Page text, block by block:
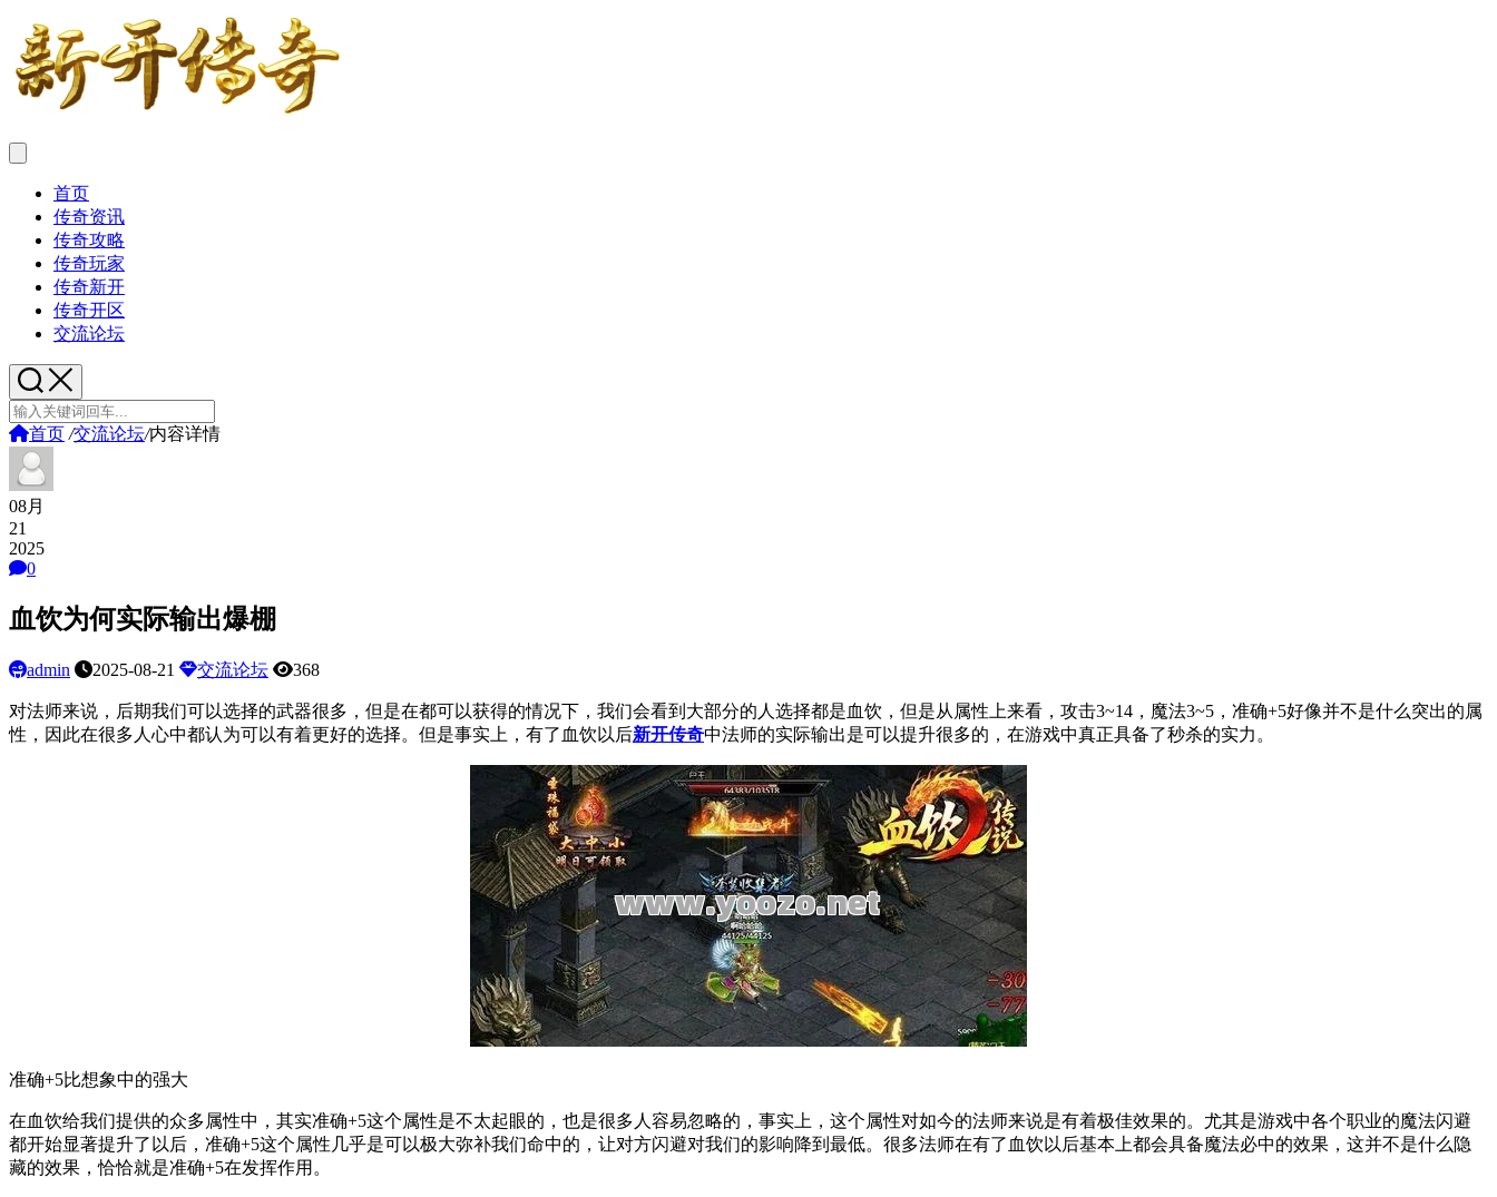
首页
传奇资讯
传奇攻略
传奇玩家
传奇新开
传奇开区
交流论坛
首页 /交流论坛/内容详情
08月
21
2025
0
血饮为何实际输出爆棚
admin 2025-08-21 交流论坛 368
对法师来说，后期我们可以选择的武器很多，但是在都可以获得的情况下，我们会看到大部分的人选择都是血饮，但是从属性上来看，攻击3~14，魔法3~5，准确+5好像并不是什么突出的属
性，因此在很多人心中都认为可以有着更好的选择。但是事实上，有了血饮以后新开传奇中法师的实际输出是可以提升很多的，在游戏中真正具备了秒杀的实力。
准确+5比想象中的强大
在血饮给我们提供的众多属性中，其实准确+5这个属性是不太起眼的，也是很多人容易忽略的，事实上，这个属性对如今的法师来说是有着极佳效果的。尤其是游戏中各个职业的魔法闪避
都开始显著提升了以后，准确+5这个属性几乎是可以极大弥补我们命中的，让对方闪避对我们的影响降到最低。很多法师在有了血饮以后基本上都会具备魔法必中的效果，这并不是什么隐
藏的效果，恰恰就是准确+5在发挥作用。